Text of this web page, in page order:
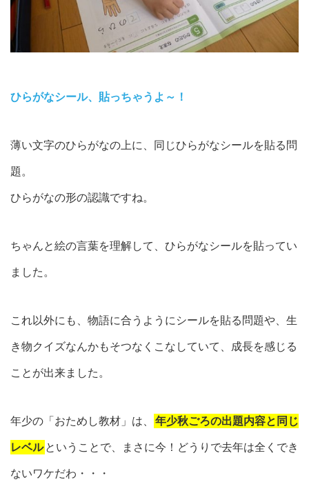
ひらがなシール、貼っちゃうよ～！
薄い文字のひらがなの上に、同じひらがなシールを貼る問
題。
ひらがなの形の認識ですね。
ちゃんと絵の言葉を理解して、ひらがなシールを貼ってい
ました。
これ以外にも、物語に合うようにシールを貼る問題や、生
き物クイズなんかもそつなくこなしていて、成長を感じる
ことが出来ました。
年少の「おためし教材」は、 年少秋ごろの出題内容と同じ
レベル ということで、まさに今！どうりで去年は全くでき
ないワケだわ・・・